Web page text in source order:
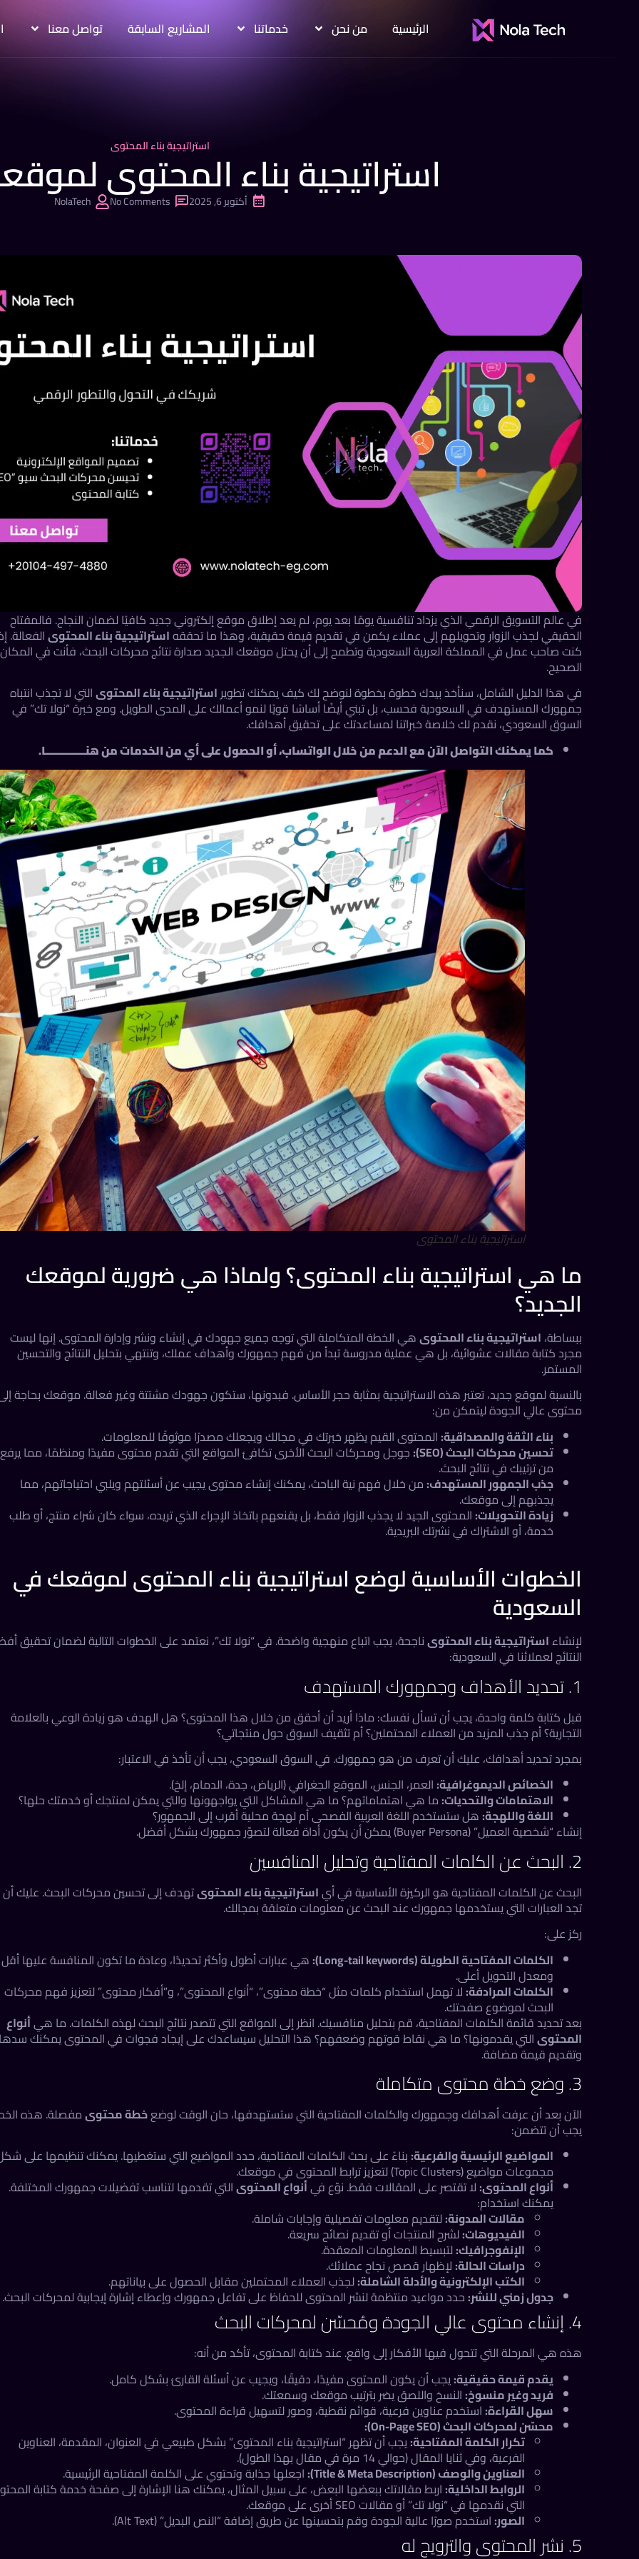
الرئيسية من نحن خدماتنا المشاريع السابقة تواصل معنا
استراتيجية بناء المحتوى
استراتيجية بناء المحتوى
أكتوبر 6, 2025 No Comments
NolaTech
في عالم التسويق الرقمي الذي يزداد تنافسية يومًا بعد يوم، لم يعد إطلاق موقع إلكتروني جديد كافيًا لضمان النجاح. فالمفتاح
الحقيقي لجذب الزوار وتحويلهم إلى عملاء يكمن في تقديم قيمة حقيقية، وهذا ما تحققهاستراتيجية بناء المحتوىالفعالة.
كنت صاحب عمل في المملكة العربية السعودية وتطمح إلى أن يحتل موقعك الجديد صدارة نتائج محركات البحث، فأنت في المكان
الصحيح.
في هذا الدليل الشامل، سنأخذ بيدك خطوة بخطوة لنوضح لك كيف يمكنك تطويراستراتيجية بناء المحتوىالتي لا تجذب انتباه
جمهورك المستهدف في السعودية فحسب، بل تبني أيضًا أساسًا قويًا لنمو أعمالك على المدى الطويل. ومع خبرة “نولا تك” في
السوق السعودي، نقدم لك خلاصة خبراتنا لمساعدتك على تحقيق أهدافك.
كما يمكنك التواصل الآن معالدعممن خلالالواتساب، أو الحصول على أي منالخدماتمنهنــــــــــــــا.
استراتيجية بناء المحتوى
ما هي استراتيجية بناء المحتوى؟ ولماذا هي ضرورية لموقعك
الجديد؟
ببساطة، استراتيجية بناء المحتوىهي الخطة المتكاملة التي توجه جميع جهودك في إنشاء ونشر وإدارة المحتوى. إنها ليست
مجرد كتابة مقالات عشوائية، بل هي عملية مدروسة تبدأ من فهم جمهورك وأهداف عملك، وتنتهي بتحليل النتائج والتحسين
المستمر.
بالنسبة لموقع جديد، تعتبر هذه الاستراتيجية بمثابة حجر الأساس. فبدونها، ستكون جهودك مشتتة وغير فعالة. موقعك بحاجة
محتوى عالي الجودة ليتمكن من:
بناء الثقة والمصداقية:المحتوى القيم يظهر خبرتك في مجالك ويجعلك مصدرًا موثوقًا للمعلومات.
تحسين محركات البحث (SEO): جوجل ومحركات البحث الأخرى تكافئ المواقع التي تقدم محتوى مفيدًا ومنظمًا، مما يرفع
من ترتيبك في نتائج البحث.
جذب الجمهور المستهدف:من خلال فهم نية الباحث، يمكنك إنشاء محتوى يجيب عن أسئلتهم ويلبي احتياجاتهم، مما
يجذبهم إلى موقعك.
زيادة التحويلات:المحتوى الجيد لا يجذب الزوار فقط، بل يقنعهم باتخاذ الإجراء الذي تريده، سواء كان شراء منتج، أو طلب
خدمة، أو الاشتراك في نشرتك البريدية.
الخطوات الأساسية لوضع استراتيجية بناء المحتوى لموقعك في
السعودية
لإنشاءاستراتيجية بناء المحتوىناجحة، يجب اتباع منهجية واضحة. في “نولا تك”، نعتمد على الخطوات التالية لضمان تحقيق
النتائج لعملائنا في السعودية:
1. تحديد الأهداف وجمهورك المستهدف
قبل كتابة كلمة واحدة، يجب أن تسأل نفسك: ماذا أريد أن أحقق من خلال هذا المحتوى؟ هل الهدف هو زيادة الوعي بالعلامة
التجارية؟ أم جذب المزيد من العملاء المحتملين؟ أم تثقيف السوق حول منتجاتي؟
بمجرد تحديد أهدافك، عليك أن تعرف من هو جمهورك. في السوق السعودي، يجب أن تأخذ في الاعتبار:
الخصائص الديموغرافية:العمر، الجنس، الموقع الجغرافي (الرياض، جدة، الدمام، إلخ).
الاهتمامات والتحديات:ما هي اهتماماتهم؟ ما هي المشاكل التي يواجهونها والتي يمكن لمنتجك أو خدمتك حلها؟
اللغة واللهجة:هل ستستخدم اللغة العربية الفصحى أم لهجة محلية أقرب إلى الجمهور؟
إنشاء “شخصية العميل” (Buyer Persona) يمكن أن يكون أداة فعالة لتصوّر جمهورك بشكل أفضل.
2. البحث عن الكلمات المفتاحية وتحليل المنافسين
البحث عن الكلمات المفتاحية هو الركيزة الأساسية في أياستراتيجية بناء المحتوىتهدف إلى تحسين محركات البحث. عليك أن
تجد العبارات التي يستخدمها جمهورك عند البحث عن معلومات متعلقة بمجالك.
ركز على:
الكلمات المفتاحية الطويلة (Long-tail keywords):
هي عبارات أطول وأكثر تحديدًا، وعادة ما تكون المنافسة عليها أقل
ومعدل التحويل أعلى.
الكلمات المرادفة:لا تهمل استخدام كلمات مثل “خطة محتوى”، “أنواع المحتوى”، و”أفكار محتوى” لتعزيز فهم محركات
البحث لموضوع صفحتك.
بعد تحديد قائمة الكلمات المفتاحية، قم بتحليل منافسيك. انظر إلى المواقع التي تتصدر نتائج البحث لهذه الكلمات. ما هيأنواع
المحتوىالتي يقدمونها؟ ما هي نقاط قوتهم وضعفهم؟ هذا التحليل سيساعدك على إيجاد فجوات في المحتوى يمكنك
وتقديم قيمة مضافة.
3. وضع خطة محتوى متكاملة
الآن بعد أن عرفت أهدافك وجمهورك والكلمات المفتاحية التي ستستهدفها، حان الوقت لوضعخطة محتوىمفصلة. هذه
يجب أن تتضمن:
المواضيع الرئيسية والفرعية:بناءً على بحث الكلمات المفتاحية، حدد المواضيع التي ستغطيها. يمكنك تنظيمها على
مجموعات مواضيع (Topic Clusters) لتعزيز ترابط المحتوى في موقعك.
أنواع المحتوى:لا تقتصر على المقالات فقط. نوّع فيأنواع المحتوىالتي تقدمها لتناسب تفضيلات جمهورك المختلفة.
يمكنك استخدام:
مقالات المدونة:لتقديم معلومات تفصيلية وإجابات شاملة.
الفيديوهات:لشرح المنتجات أو تقديم نصائح سريعة.
الإنفوجرافيك:لتبسيط المعلومات المعقدة.
دراسات الحالة:لإظهار قصص نجاح عملائك.
الكتب الإلكترونية والأدلة الشاملة:لجذب العملاء المحتملين مقابل الحصول على بياناتهم.
جدول زمني للنشر:حدد مواعيد منتظمة لنشر المحتوى للحفاظ على تفاعل جمهورك وإعطاء إشارة إيجابية لمحركات البحث.
4. إنشاء محتوى عالي الجودة ومُحسّن لمحركات البحث
هذه هي المرحلة التي تتحول فيها الأفكار إلى واقع. عند كتابة المحتوى، تأكد من أنه:
يقدم قيمة حقيقية:يجب أن يكون المحتوى مفيدًا، دقيقًا، ويجيب عن أسئلة القارئ بشكل كامل.
فريد وغير منسوخ:النسخ واللصق يضر بترتيب موقعك وسمعتك.
سهل القراءة:استخدم عناوين فرعية، قوائم نقطية، وصور لتسهيل قراءة المحتوى.
محسّن لمحركات البحث (On-Page SEO):
تكرار الكلمة المفتاحية:يجب أن تظهر “استراتيجية بناء المحتوى” بشكل طبيعي في العنوان، المقدمة، العناوين
الفرعية، وفي ثنايا المقال (حوالي 14 مرة في مقال بهذا الطول).
العناوين والوصف (Title & Meta Description): اجعلها جذابة وتحتوي على الكلمة المفتاحية الرئيسية.
الروابط الداخلية:اربط مقالاتك ببعضها البعض، على سبيل المثال، يمكنك هنا الإشارة إلىصفحة خدمة كتابة
التي نقدمها في “نولا تك” أومقالات SEO أخرى على موقعك.
الصور:استخدم صورًا عالية الجودة وقم بتحسينها عن طريق إضافة “النص البديل” (Alt Text).
5. نشر المحتوى والترويج له